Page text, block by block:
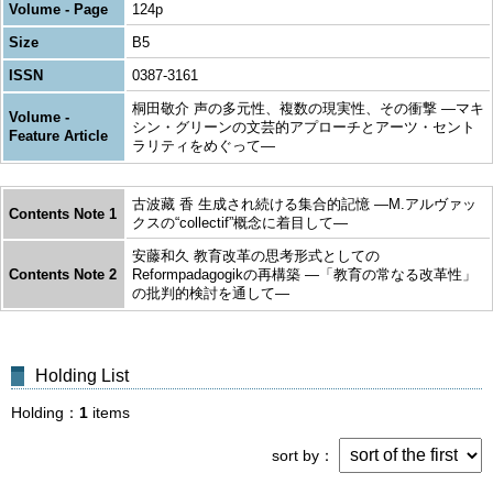
Volume - Page
124p
Size
B5
ISSN
0387-3161
Volume -
Feature Article
桐田敬介 声の多元性、複数の現実性、その衝撃 ―マキ
シン・グリーンの文芸的アプローチとアーツ・セント
ラリティをめぐって―
Contents Note 1
古波藏 香 生成され続ける集合的記憶 ―M.アルヴァッ
クスの“collectif”概念に着目して―
Contents Note 2
安藤和久 教育改革の思考形式としての
Reformpadagogikの再構築 ―「教育の常なる改革性」
の批判的検討を通して―
Holding List
Holding 1 items
sort by